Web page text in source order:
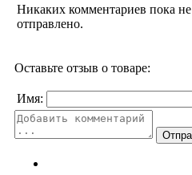
Никаких комментариев пока не
отправлено.
Оставьте отзыв о товаре:
Имя: